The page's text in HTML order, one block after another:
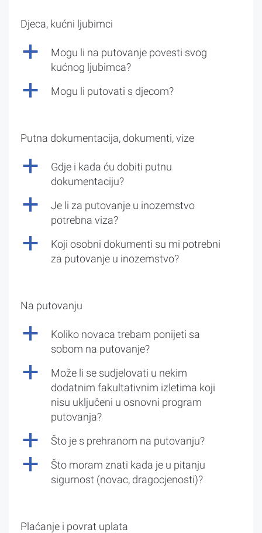
Djeca, kućni ljubimci
a
Mogu li na putovanje povesti svog
kućnog ljubimca?
a Mogu li putovati s djecom?
Putna dokumentacija, dokumenti, vize
a
Gdje i kada ću dobiti putnu
dokumentaciju?
a
Je li za putovanje u inozemstvo
potrebna viza?
a
Koji osobni dokumenti su mi potrebni
za putovanje u inozemstvo?
Na putovanju
a
Koliko novaca trebam ponijeti sa
sobom na putovanje?
a
Može li se sudjelovati u nekim
dodatnim fakultativnim izletima koji
nisu uključeni u osnovni program
putovanja?
a Što je s prehranom na putovanju?
a
Što moram znati kada je u pitanju
sigurnost (novac, dragocjenosti)?
Plaćanje i povrat uplata